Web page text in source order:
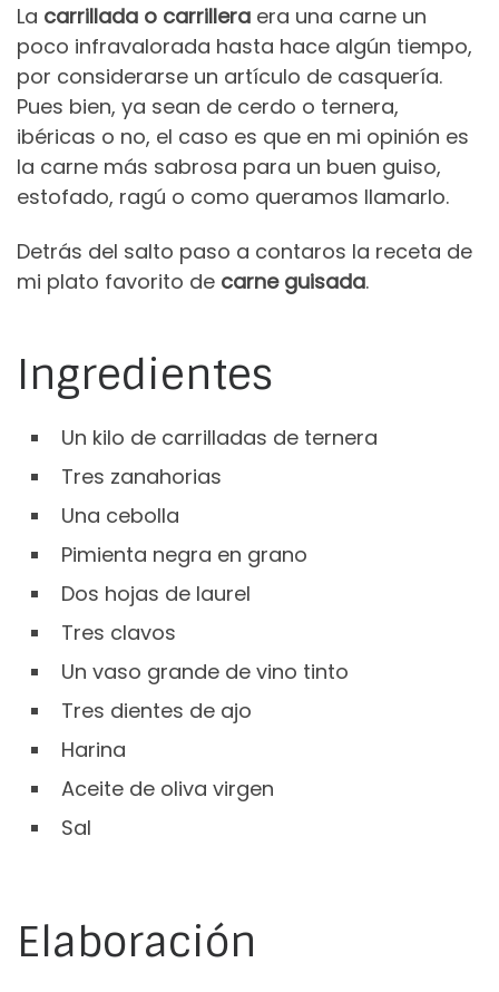
La carrillada o carrillera era una carne un
poco infravalorada hasta hace algún tiempo,
por considerarse un artículo de casquería.
Pues bien, ya sean de cerdo o ternera,
ibéricas o no, el caso es que en mi opinión es
la carne más sabrosa para un buen guiso,
estofado, ragú o como queramos llamarlo.
Detrás del salto paso a contaros la receta de
mi plato favorito de carne guisada.
Ingredientes
Un kilo de carrilladas de ternera
Tres zanahorias
Una cebolla
Pimienta negra en grano
Dos hojas de laurel
Tres clavos
Un vaso grande de vino tinto
Tres dientes de ajo
Harina
Aceite de oliva virgen
Sal
Elaboración